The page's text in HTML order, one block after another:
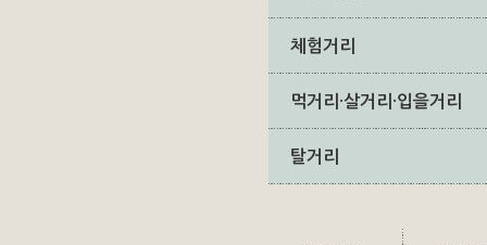
체험거리
먹거리·살거리·입을거리
탈거리